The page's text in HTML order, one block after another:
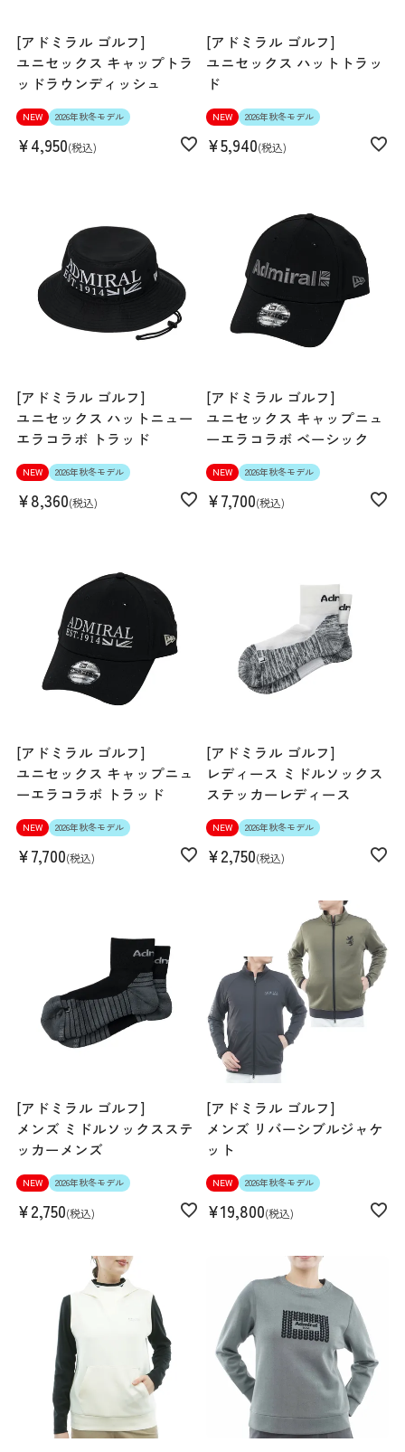
[アドミラル ゴルフ]
ユニセックス キャップトラ
ッドラウンディッシュ
NEW 2026年秋冬モデル
¥4,950 税込
[アドミラル ゴルフ]
ユニセックス ハットトラッ
ド
NEW 2026年秋冬モデル
¥5,940 税込
[アドミラル ゴルフ]
ユニセックス ハットニュー
エラコラボ トラッド
NEW 2026年秋冬モデル
¥8,360 税込
[アドミラル ゴルフ]
ユニセックス キャップニュ
ーエラコラボ ベーシック
NEW 2026年秋冬モデル
¥7,700 税込
[アドミラル ゴルフ]
ユニセックス キャップニュ
ーエラコラボ トラッド
NEW 2026年秋冬モデル
¥7,700 税込
[アドミラル ゴルフ]
レディース ミドルソックス
ステッカーレディース
NEW 2026年秋冬モデル
¥2,750 税込
[アドミラル ゴルフ]
メンズ ミドルソックスステ
ッカーメンズ
NEW 2026年秋冬モデル
¥2,750 税込
[アドミラル ゴルフ]
メンズ リバーシブルジャケ
ット
NEW 2026年秋冬モデル
¥19,800 税込